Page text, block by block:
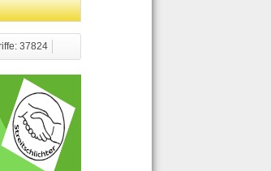
37824